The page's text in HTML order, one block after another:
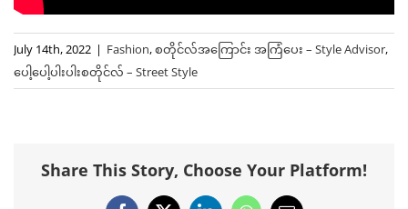
July 14th, 2022 | Fashion,စတိုင်လ်အကြောင်း အကြံပေး – Style Advisor,
ပေါ့ပေါ့ပါးပါးစတိုင်လ် – Street Style
Share This Story, Choose Your Platform!